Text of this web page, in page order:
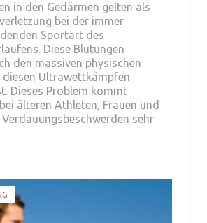
in den Gedärmen gelten als
bei der immer
Sportart des
Diese Blutungen
den massiven physischen
diesen Ultrawettkämpfen
Dieses Problem kommt
älteren Athleten, Frauen und
sehr